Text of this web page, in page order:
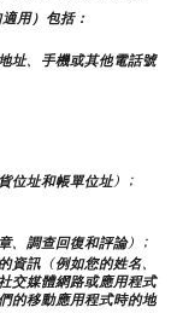
用）包括：
址、手機或其他電話號
位址和帳單位址）;
、調查回復和評論）;
資訊（例如您的姓名、
交媒體網路或應用程式
的移動應用程式時的地